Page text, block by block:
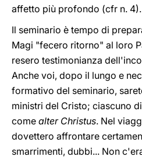
affetto più profondo (cfr n. 4).
Il seminario è tempo di
Magi "fecero ritorno" al loro
resero testimonianza
Anche voi, dopo il lungo e
formativo del seminario,
ministri del Cristo; ciascuno
come alter Christus. Nel
dovettero affrontare
smarrimenti, dubbi... Non